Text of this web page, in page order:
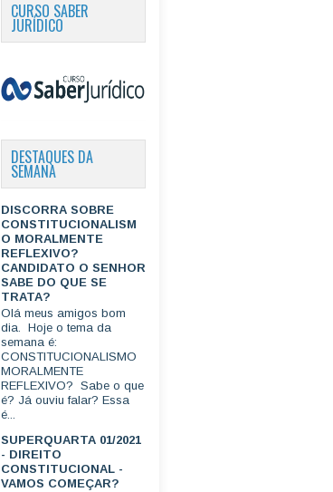
CURSO SABER
JURÍDICO
DESTAQUES DA
SEMANA
DISCORRA SOBRE
CONSTITUCIONALISM
O MORALMENTE
REFLEXIVO?
CANDIDATO O SENHOR
SABE DO QUE SE
TRATA?
Olá meus amigos bom
dia. Hoje o tema da
semana é:
CONSTITUCIONALISMO
MORALMENTE
REFLEXIVO? Sabe o que
é? Já ouviu falar? Essa
é...
SUPERQUARTA 01/2021
- DIREITO
CONSTITUCIONAL -
VAMOS COMEÇAR?